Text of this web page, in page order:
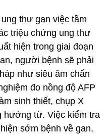
thư gan việc tầm
triệu chứng ung thư
hiện trong giai đoạn
người bệnh sẽ phải
như siêu âm chẩn
đo nồng độ AFP
sinh thiết, chụp X
hưởng từ. Việc kiểm tra
sớm bệnh về gan,